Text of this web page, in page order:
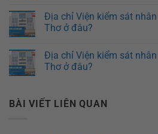
Địa chỉ Viện kiểm sát
Thơ ở đâu?
Địa chỉ Viện kiểm sát
Thơ ở đâu?
BÀI VIẾT LIÊN QUAN